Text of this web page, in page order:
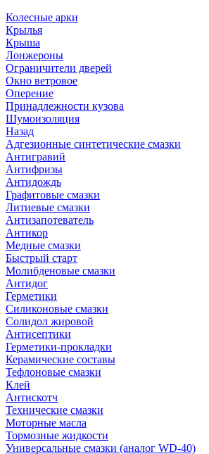
Колесные арки
Крылья
Крыша
Лонжероны
Ограничители дверей
Окно ветровое
Оперение
Принадлежности кузова
Шумоизоляция
Назад
Адгезионные синтетические смазки
Антигравий
Антифризы
Антидождь
Графитовые смазки
Литиевые смазки
Антизапотеватель
Антикор
Медные смазки
Быстрый старт
Молибденовые смазки
Антидог
Герметики
Силиконовые смазки
Солидол жировой
Антисептики
Герметики-прокладки
Керамические составы
Тефлоновые смазки
Клей
Антискотч
Технические смазки
Моторные масла
Тормозные жидкости
Универсальные смазки (аналог WD-40)